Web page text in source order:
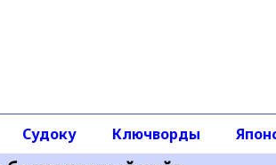
Судоку Ключворды